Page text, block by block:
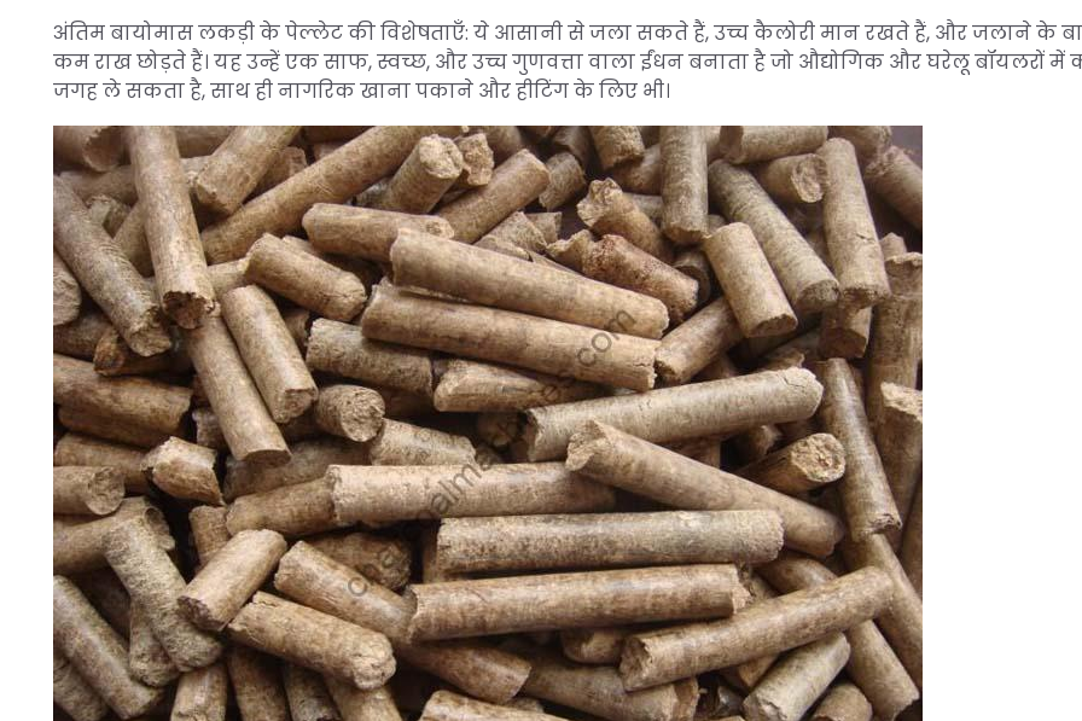
अंतिम बायोमास लकड़ी के पेल्लेट की विशेषताएँ: ये आसानी से जला सकते हैं, उच्च कैलोरी मान रखते हैं, और जलाने के
कम राख छोड़ते हैं। यह उन्हें एक साफ, स्वच्छ, और उच्च गुणवत्ता वाला ईंधन बनाता है जो औद्योगिक और घरेलू बॉयलरों में
जगह ले सकता है, साथ ही नागरिक खाना पकाने और हीटिंग के लिए भी।